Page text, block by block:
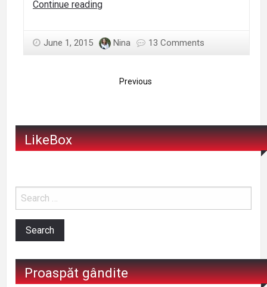
Continue readingParfum
romaneasca
June 1, 2015 Nina 13 Comments
Previous
LikeBox
Proaspăt gândite